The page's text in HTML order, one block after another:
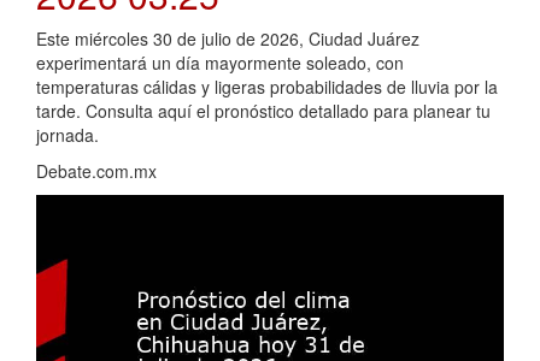
Este miércoles 30 de julio de 2026, Ciudad Juárez
experimentará un día mayormente soleado, con
temperaturas cálidas y ligeras probabilidades de lluvia por la
tarde. Consulta aquí el pronóstico detallado para planear tu
jornada.
Debate.com.mx